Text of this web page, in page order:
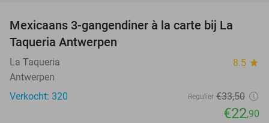
32%
Mexicaans 3-gangendiner à la carte bij La
Taqueria Antwerpen
La Taqueria 8.5 star
Antwerpen
Verkocht: 320
Regulier €33,50
€22,90